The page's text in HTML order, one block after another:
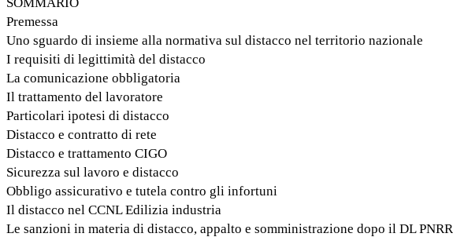
Premessa
Uno sguardo di insieme alla normativa sul distacco nel territorio nazionale
I requisiti di legittimità del distacco
La comunicazione obbligatoria
Il trattamento del lavoratore
Particolari ipotesi di distacco
Distacco e contratto di rete
Distacco e trattamento CIGO
Sicurezza sul lavoro e distacco
Obbligo assicurativo e tutela contro gli infortuni
Il distacco nel CCNL Edilizia industria
Le sanzioni in materia di distacco, appalto e somministrazione dopo il DL PNRR